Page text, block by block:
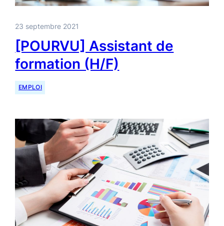
23 septembre 2021
[POURVU] Assistant de
formation (H/F)
EMPLOI